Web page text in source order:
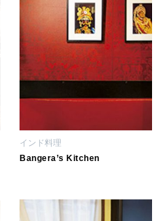
インド料理
Bangera’s Kitchen